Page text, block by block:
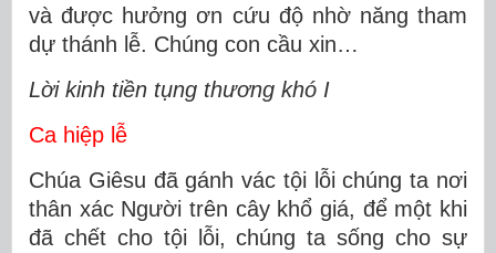
và được hưởng ơn cứu độ nhờ năng tham
dự thánh lễ. Chúng con cầu xin…
Lời kinh tiền tụng thương khó I
Ca hiệp lễ
Chúa Giêsu đã gánh vác tội lỗi chúng ta nơi
thân xác Người trên cây khổ giá, để một khi
đã chết cho tội lỗi, chúng ta sống cho sự